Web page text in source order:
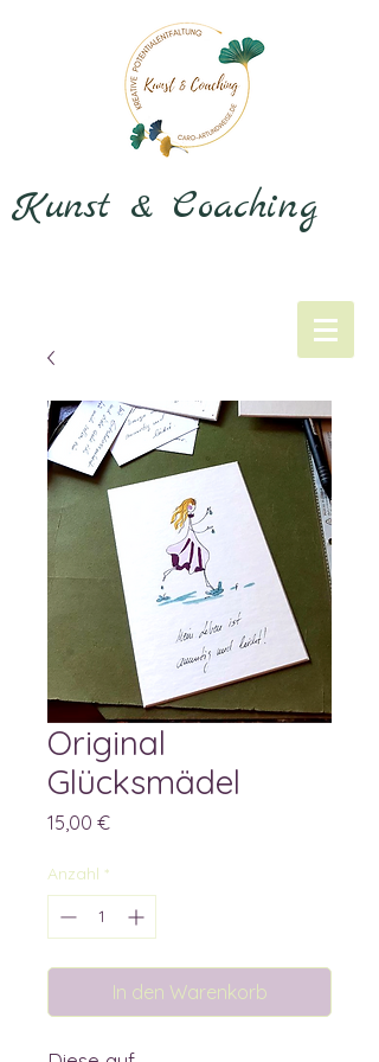
Kunst & Coaching
Original
Glücksmädel
15,00 €Preis
Anzahl *
In den Warenkorb